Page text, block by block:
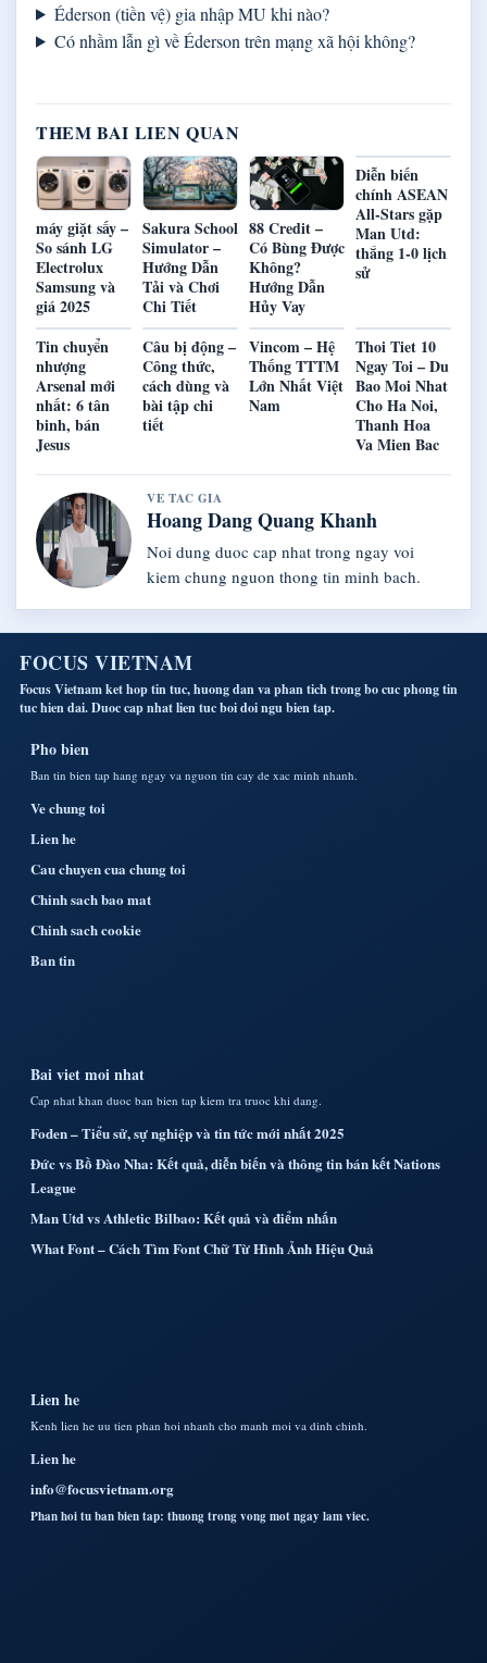
Éderson (tiền vệ) gia nhập MU khi nào?
Có nhầm lẫn gì về Éderson trên mạng xã hội không?
THEM BAI LIEN QUAN
máy giặt sấy –
So sánh LG
Electrolux
Samsung và
giá 2025
Sakura School
Simulator –
Hướng Dẫn
Tải và Chơi
Chi Tiết
88 Credit –
Có Bùng Được
Không?
Hướng Dẫn
Hủy Vay
Diễn biến
chính ASEAN
All-Stars gặp
Man Utd:
thắng 1-0 lịch
sử
Tin chuyển
nhượng
Arsenal mới
nhất: 6 tân
binh, bán
Jesus
Câu bị động –
Công thức,
cách dùng và
bài tập chi
tiết
Vincom – Hệ
Thống TTTM
Lớn Nhất Việt
Nam
Thoi Tiet 10
Ngay Toi – Du
Bao Moi Nhat
Cho Ha Noi,
Thanh Hoa
Va Mien Bac
VE TAC GIA
Hoang Dang Quang Khanh
Noi dung duoc cap nhat trong ngay voi
kiem chung nguon thong tin minh bach.
FOCUS VIETNAM
Focus Vietnam ket hop tin tuc, huong dan va phan tich trong bo cuc phong tin
tuc hien dai. Duoc cap nhat lien tuc boi doi ngu bien tap.
Pho bien
Ban tin bien tap hang ngay va nguon tin cay de xac minh nhanh.
Ve chung toi
Lien he
Cau chuyen cua chung toi
Chinh sach bao mat
Chinh sach cookie
Ban tin
Bai viet moi nhat
Cap nhat khan duoc ban bien tap kiem tra truoc khi dang.
Foden – Tiểu sử, sự nghiệp và tin tức mới nhất 2025
Đức vs Bồ Đào Nha: Kết quả, diễn biến và thông tin bán kết Nations
League
Man Utd vs Athletic Bilbao: Kết quả và điểm nhấn
What Font – Cách Tìm Font Chữ Từ Hình Ảnh Hiệu Quả
Lien he
Kenh lien he uu tien phan hoi nhanh cho manh moi va dinh chinh.
Lien he
info@focusvietnam.org
Phan hoi tu ban bien tap: thuong trong vong mot ngay lam viec.